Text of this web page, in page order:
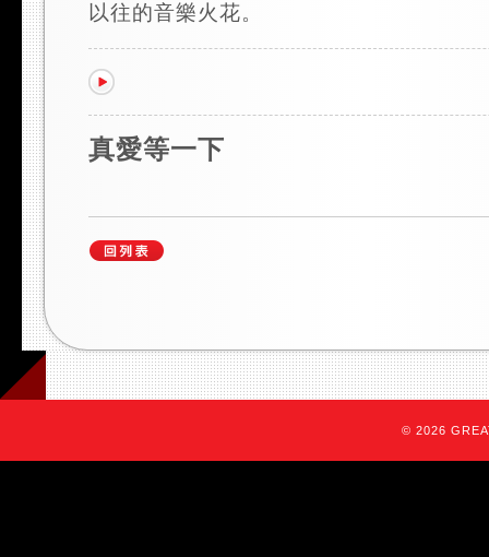
以往的音樂火花。
真愛等一下
© 2026